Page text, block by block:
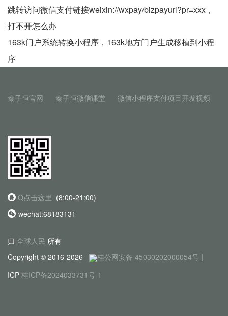
跳转访问微信支付链接weixin://wxpay/bizpayurl?pr=xxx，
打不开怎么办
163k门户系统转换小程序，163k地方门户生成移植到小程
序
秦子恒官网 秦子恒微信课堂 微信小程序支付项目开发视频
Q点击这里 (8:00-21:00)
wechat:68183131
归 全球人民 所有
Copyright © 2016-2026
桂公网安备 45030202000054号 |
ICP 桂ICP备2024033731号-1